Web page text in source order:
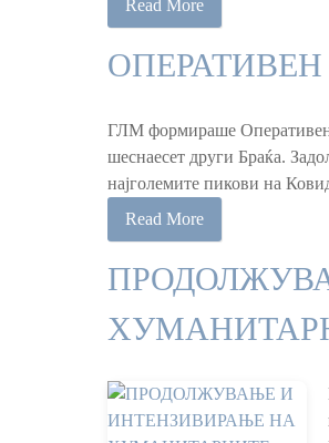
Read More
ГЛМ формираше Оперативен
шеснаесет други Браќа.
најголемите пикови на
Read More